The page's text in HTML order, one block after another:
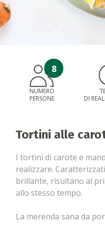
8
NUMERO
PERSONE
DI
Tortini alle
I tortini di carote e
realizzare.
brillante, risultano al
allo stesso tempo.
La merenda sana da